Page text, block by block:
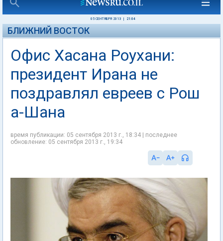
05 СЕНТЯБРЯ 2013 21:04
БЛИЖНИЙ ВОСТОК
Офис Хасана Роухани:
президент Ирана не
поздравлял евреев с Рош
а-Шана
время публикации: 05 сентября 2013 г., 18:34 | последнее
обновление: 05 сентября 2013 г., 19:34